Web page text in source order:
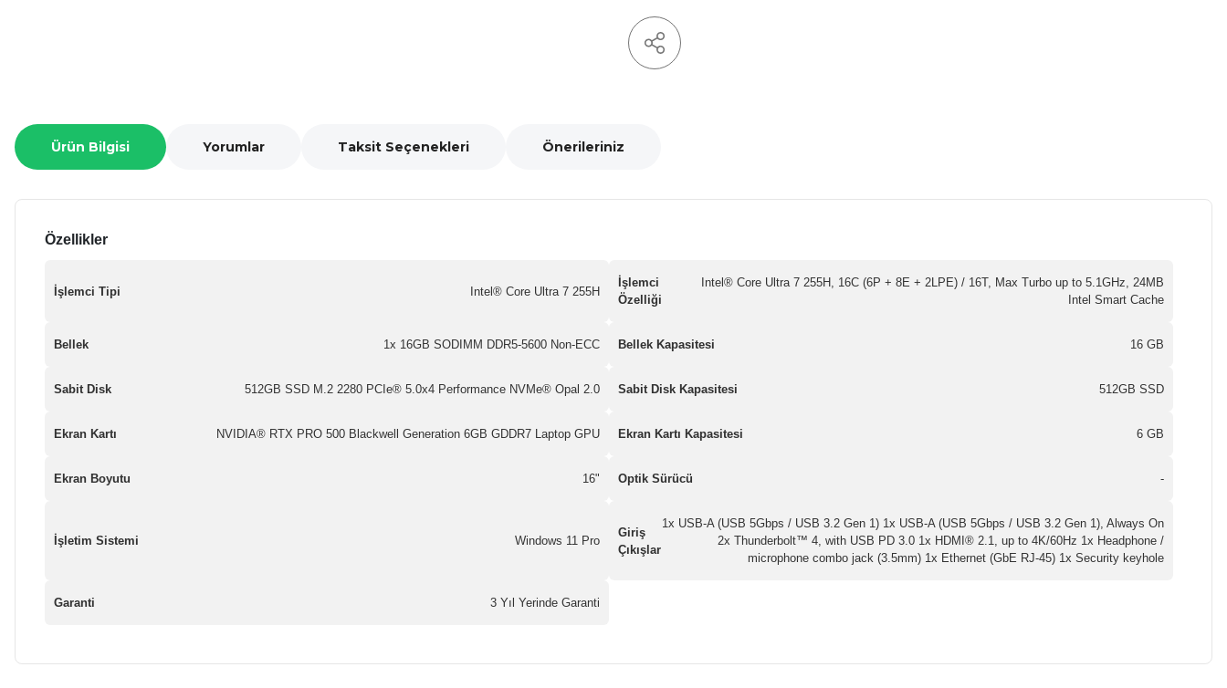
Ürün Bilgisi Yorumlar Taksit Seçenekleri Önerileriniz
Özellikler
İşlemci Tipi Intel® Core Ultra 7 255H
İşlemci
Özelliği
Intel® Core Ultra 7 255H, 16C (6P + 8E + 2LPE) / 16T, Max Turbo up to 5.1GHz, 24MB
Intel Smart Cache
Bellek 1x 16GB SODIMM DDR5-5600 Non-ECC Bellek Kapasitesi 16 GB
Sabit Disk 512GB SSD M.2 2280 PCIe® 5.0x4 Performance NVMe® Opal 2.0 Sabit Disk Kapasitesi 512GB SSD
Ekran Kartı NVIDIA® RTX PRO 500 Blackwell Generation 6GB GDDR7 Laptop GPU Ekran Kartı Kapasitesi 6 GB
Ekran Boyutu 16" Optik Sürücü -
İşletim Sistemi Windows 11 Pro
Giriş
Çıkışlar
1x USB-A (USB 5Gbps / USB 3.2 Gen 1) 1x USB-A (USB 5Gbps / USB 3.2 Gen 1), Always On
2x Thunderbolt™ 4, with USB PD 3.0 1x HDMI® 2.1, up to 4K/60Hz 1x Headphone /
microphone combo jack (3.5mm) 1x Ethernet (GbE RJ-45) 1x Security keyhole
Garanti 3 Yıl Yerinde Garanti